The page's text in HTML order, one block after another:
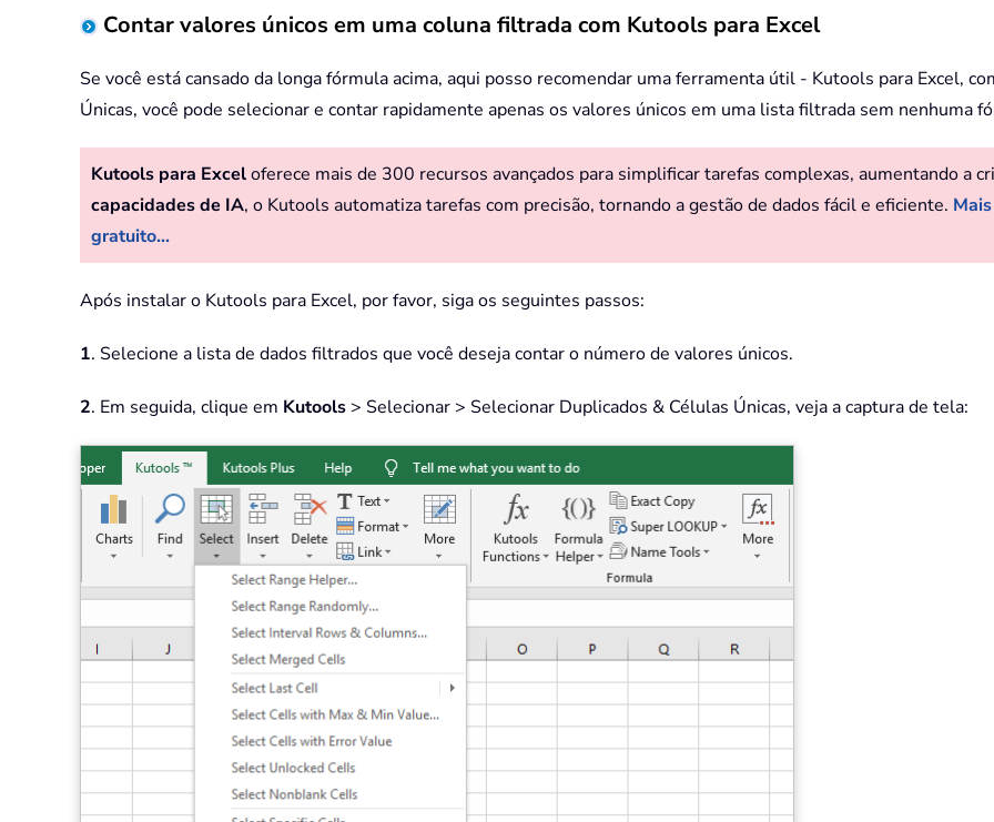
Contar valores únicos em uma coluna filtrada com Kutools para Excel
Se você está cansado da longa fórmula acima, aqui posso recomendar uma ferramenta útil - Kutools para Excel,
Únicas, você pode selecionar e contar rapidamente apenas os valores únicos em uma lista filtrada sem nenhuma
Kutools para Exceloferece mais de 300 recursos avançados para simplificar tarefas complexas, aumentando a
capacidades de IA, o Kutools automatiza tarefas com precisão, tornando a gestão de dados fácil e eficiente.
gratuito...
Após instalar o Kutools para Excel, por favor, siga os seguintes passos:
1. Selecione a lista de dados filtrados que você deseja contar o número de valores únicos.
2. Em seguida, clique em Kutools > Selecionar > Selecionar Duplicados & Células Únicas, veja a captura de tela: